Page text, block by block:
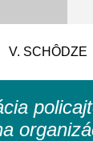
V. SCHÔDZE